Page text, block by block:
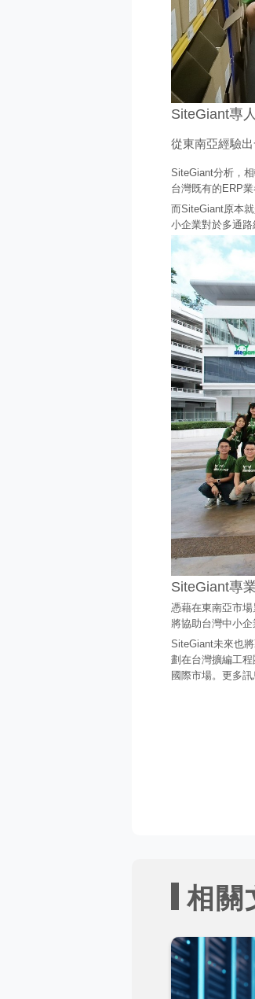
SiteGiant專
從東南亞經驗
SiteGiant分析，
台灣既有的ERP
而SiteGiant原本
小企業對於多通路
SiteGiant專
憑藉在東南亞市
將協助台灣中小企
SiteGiant未來也
劃在台灣擴編工
國際市場。更多
相關